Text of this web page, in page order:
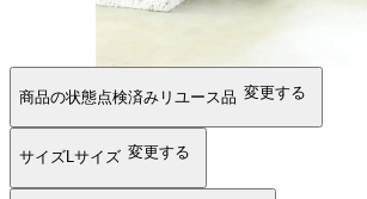
商品の状態点検済みリユース品 変更する
サイズLサイズ 変更する